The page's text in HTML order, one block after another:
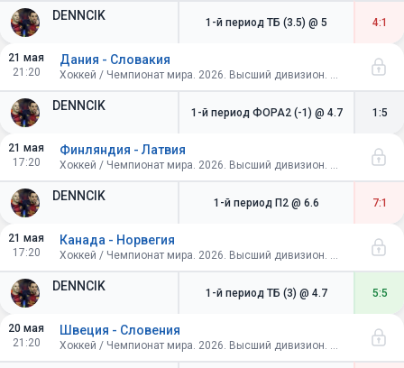
DENNCIK 1-й период ТБ (3.5) @ 5 4:1
21 мая
21:20
DENNCIK
Дания - Словакия
Хоккей / Чемпионат мира. 2026. Высший дивизион. Швейцария. Групповой этап
1-й период ФОРА2 (-1) @ 4.7 1:5
21 мая
17:20
DENNCIK
Финляндия - Латвия
Хоккей / Чемпионат мира. 2026. Высший дивизион. Швейцария. Групповой этап
1-й период П2 @ 6.6 7:1
21 мая
17:20
DENNCIK
Канада - Норвегия
Хоккей / Чемпионат мира. 2026. Высший дивизион. Швейцария. Групповой этап
1-й период ТБ (3) @ 4.7 5:5
20 мая
21:20
Швеция - Словения
Хоккей / Чемпионат мира. 2026. Высший дивизион. Швейцария. Групповой этап